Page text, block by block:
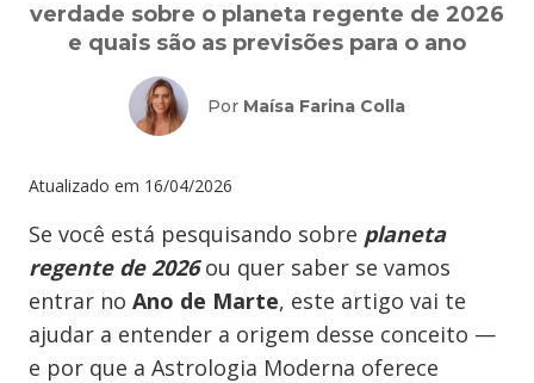
verdade sobre o planeta regente de 2026
e quais são as previsões para o ano
Por Maísa Farina Colla
Atualizado em 16/04/2026
Se você está pesquisando sobre planeta
regente de 2026ou quer saber se vamos
entrar no Ano de Marte, este artigo vai te
ajudar a entender a origem desse conceito —
e por que a Astrologia Moderna oferece